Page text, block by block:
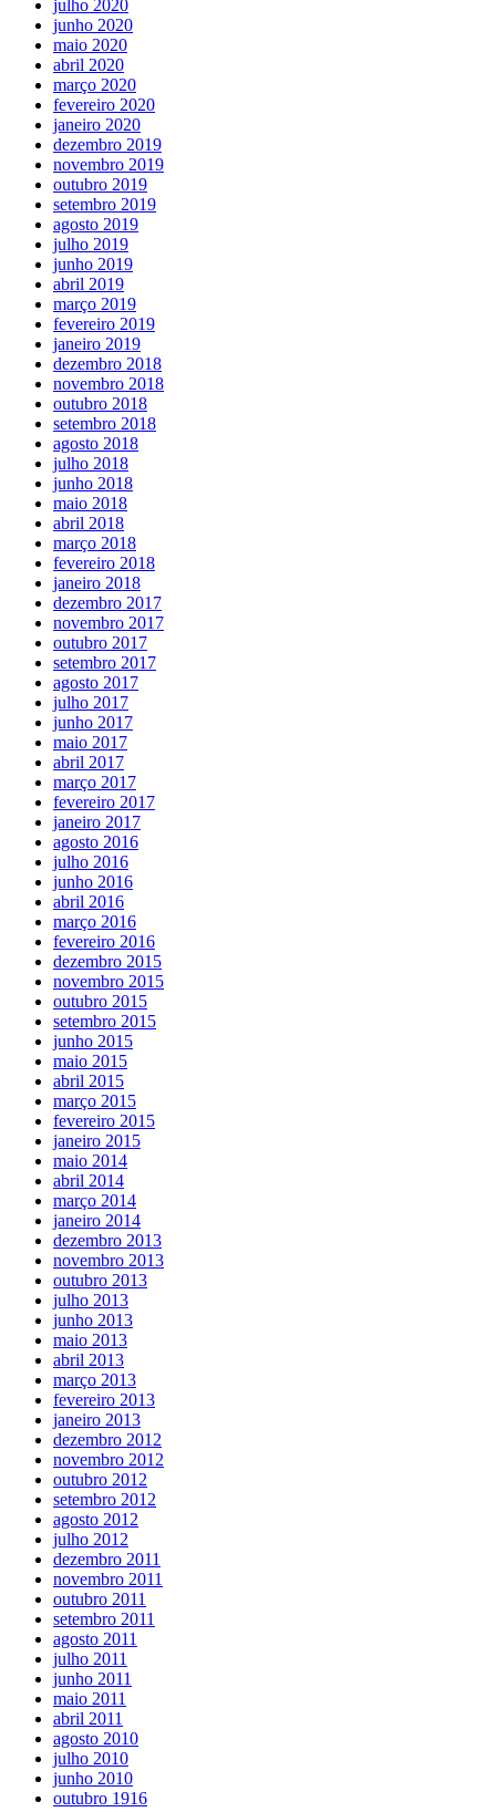
julho 2020
junho 2020
maio 2020
abril 2020
março 2020
fevereiro 2020
janeiro 2020
dezembro 2019
novembro 2019
outubro 2019
setembro 2019
agosto 2019
julho 2019
junho 2019
abril 2019
março 2019
fevereiro 2019
janeiro 2019
dezembro 2018
novembro 2018
outubro 2018
setembro 2018
agosto 2018
julho 2018
junho 2018
maio 2018
abril 2018
março 2018
fevereiro 2018
janeiro 2018
dezembro 2017
novembro 2017
outubro 2017
setembro 2017
agosto 2017
julho 2017
junho 2017
maio 2017
abril 2017
março 2017
fevereiro 2017
janeiro 2017
agosto 2016
julho 2016
junho 2016
abril 2016
março 2016
fevereiro 2016
dezembro 2015
novembro 2015
outubro 2015
setembro 2015
junho 2015
maio 2015
abril 2015
março 2015
fevereiro 2015
janeiro 2015
maio 2014
abril 2014
março 2014
janeiro 2014
dezembro 2013
novembro 2013
outubro 2013
julho 2013
junho 2013
maio 2013
abril 2013
março 2013
fevereiro 2013
janeiro 2013
dezembro 2012
novembro 2012
outubro 2012
setembro 2012
agosto 2012
julho 2012
dezembro 2011
novembro 2011
outubro 2011
setembro 2011
agosto 2011
julho 2011
junho 2011
maio 2011
abril 2011
agosto 2010
julho 2010
junho 2010
outubro 1916